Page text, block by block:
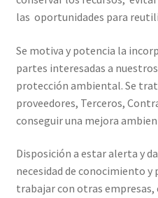
las oportunidades para
Se motiva y potencia la
partes interesadas a
protección ambiental. Se
proveedores, Terceros,
conseguir una mejora
Disposición a estar alerta y
necesidad de conocimiento y
trabajar con otras